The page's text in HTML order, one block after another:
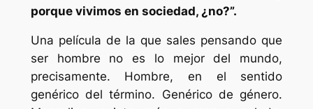
porque vivimos en sociedad, ¿no?”.
Una película de la que sales pensando que
ser hombre no es lo mejor del mundo,
precisamente. Hombre, en el sentido
genérico del término. Genérico de género.